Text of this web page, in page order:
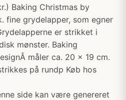
Baking Christmas by
fine grydelapper, som egner
er strikket i
mønster. Baking
måler ca. 20 x 19 cm.
på rundp Køb hos
side kan være genereret